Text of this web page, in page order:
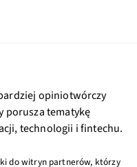
opiniotwórczy
porusza tematykę
technologii i fintechu.
do witryn partnerów, którzy